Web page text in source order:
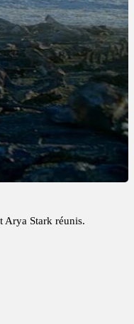
Arya Stark réunis.